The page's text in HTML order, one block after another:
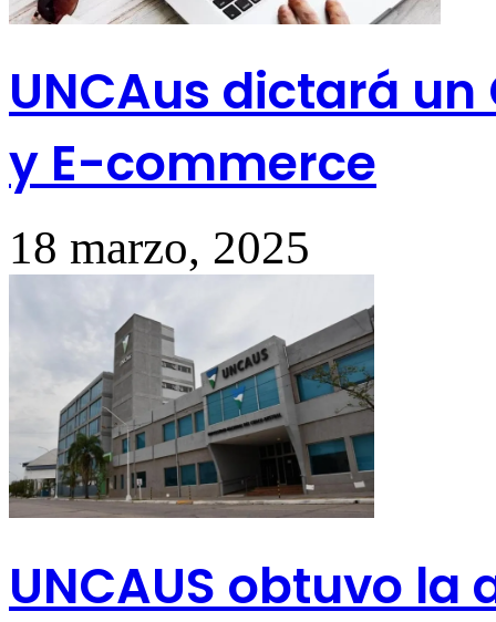
UNCAus dictará
y E-commerce
18 marzo, 2025
UNCAUS obtuvo la